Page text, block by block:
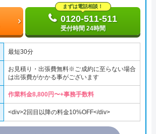
まずは電話相談！
0120-511-511
受付時間 24時間
最短30分
お見積り・出張費無料※ご成約に至らない場合
は出張費がかかる事がございます
作業料金8,800円〜+事務手数料
<div>2回目以降の料金10%OFF</div>